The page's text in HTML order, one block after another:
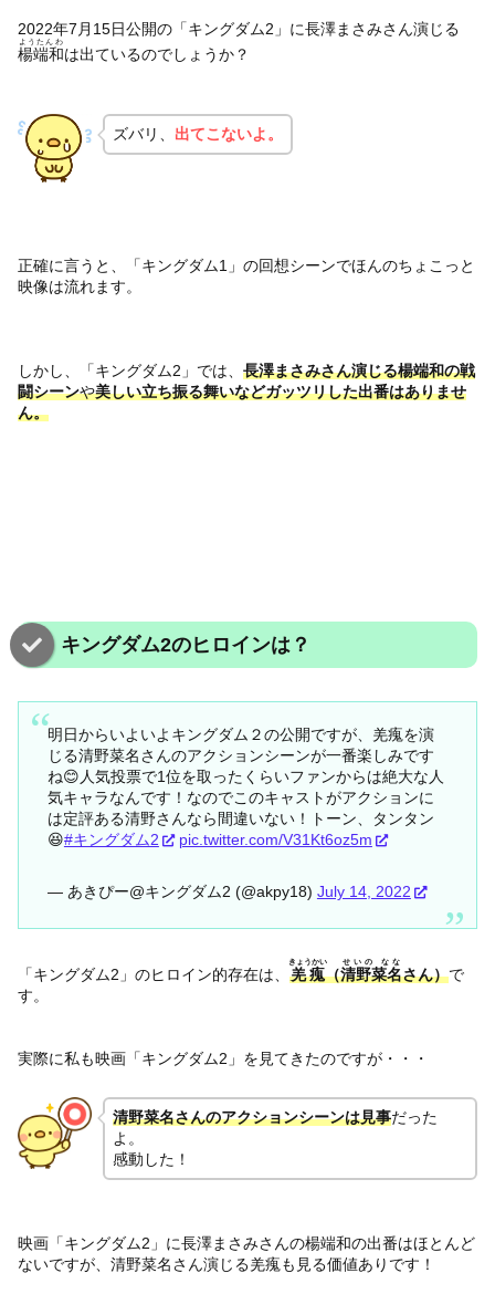
2022年7月15日公開の「キングダム2」に長澤まさみさん演じる
楊端和
ようたんわ
は出ているのでしょうか？
ズバリ、 出てこないよ。
正確に言うと、「キングダム1」の回想シーンでほんのちょこっと
映像は流れます。
しかし、「キングダム2」では、 長澤まさみさん演じる楊端和の戦
闘シーンや美しい立ち振る舞いなどガッツリした出番はありませ
ん。
キングダム2のヒロインは？
明日からいよいよキングダム２の公開ですが、羌瘣を演
じる清野菜名さんのアクションシーンが一番楽しみです
ね😊人気投票で1位を取ったくらいファンからは絶大な人
気キャラなんです！なのでこのキャストがアクションに
は定評ある清野さんなら間違いない！トーン、タンタン
😆#キングダム2 pic.twitter.com/V31Kt6oz5m
— あきぴー@キングダム2 (@akpy18) July 14, 2022
「キングダム2」のヒロイン的存在は、 羌瘣
きょうかい
（清野菜名
せいの なな
さん）で
す。
実際に私も映画「キングダム2」を見てきたのですが・・・
清野菜名さんのアクションシーンは見事だった
よ。
感動した！
映画「キングダム2」に長澤まさみさんの楊端和の出番はほとんど
ないですが、清野菜名さん演じる羌瘣も見る価値ありです！